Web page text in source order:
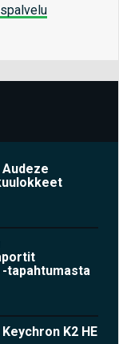
-tapahtumasta
K2 HE